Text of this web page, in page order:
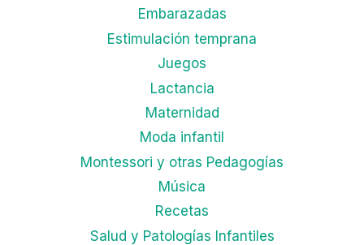
Embarazadas
Estimulación temprana
Juegos
Lactancia
Maternidad
Moda infantil
Montessori y otras Pedagogías
Música
Recetas
Salud y Patologías Infantiles